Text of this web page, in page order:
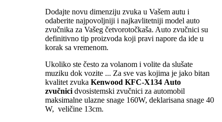
Dodajte novu dimenziju zvuka u Vašem autu i
odaberite najpovoljniji i najkavlitetniji model auto
zvučnika za Vašeg četvorotočkaša. Auto zvučnici su
definitivno tip proizvoda koji pravi napore da ide u
korak sa vremenom.
Ukoliko ste često za volanom i volite da slušate
muziku dok vozite ... Za sve vas kojima je jako bitan
kvalitet zvuka Kenwood KFC-X134 Auto
zvučnici dvosistemski zvučnici za automobil
maksimalne ulazne snage 160W, deklarisana snage 40
W, veličine 13cm.